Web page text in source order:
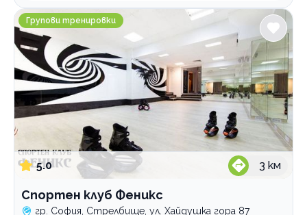
Спортен клуб Феникс
Групови тренировки
5.0 3 км
Спортен клуб Феникс
гр. София, Стрелбище, ул. Хайдушка гора 87